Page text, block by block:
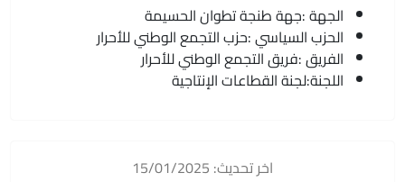
الجهة :جهة طنجة تطوان الحسيمة
الحزب السياسي :حزب التجمع الوطني للأحرار
الفريق :فريق التجمع الوطني للأحرار
اللجنة:لجنة القطاعات الإنتاجية
اخر تحديث: 15/01/2025